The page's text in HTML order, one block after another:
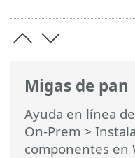
Migas de pan
Ayuda en línea de
On-Prem >
componentes en